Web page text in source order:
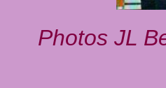
Photos JL